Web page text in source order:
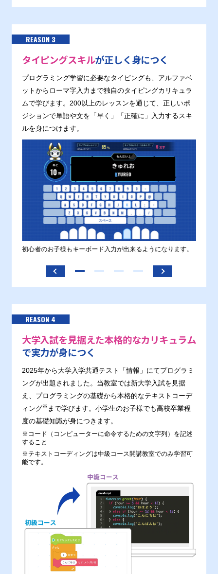
REASON 3
タイピングスキルが正しく身につく
プログラミング学習に必要なタイピングも、アルファベ
ットからローマ字入力まで独自のタイピングカリキュラ
ムで学びます。200以上のレッスンを通じて、正しいポ
ジションで単語や文を「早く」「正確に」入力するスキ
ルを身につけます。
初心者のお子様もキーボード入力が出来るようになります。
REASON 4
大学入試を見据えた本格的なカリキュラム
で実力が身につく
2025年から大学入学共通テスト「情報」にてプログラミ
ングが出題されました。当教室では新大学入試を見据
え、プログラミングの基礎から本格的なテキストコーデ
ィング※ まで学びます。小学生のお子様でも高校卒業程
度の基礎知識が身につきます。
※コード（コンピューターに命令するための文字列）を記述
すること
※テキストコーディングは中級コース開講教室でのみ学習可
能です。